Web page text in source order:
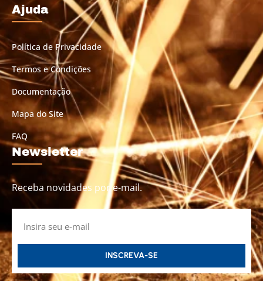
Ajuda
Política de Privacidade
Termos e Condições
Documentação
Mapa do Site
FAQ
Newsletter
Receba novidades por e-mail.
INSCREVA-SE